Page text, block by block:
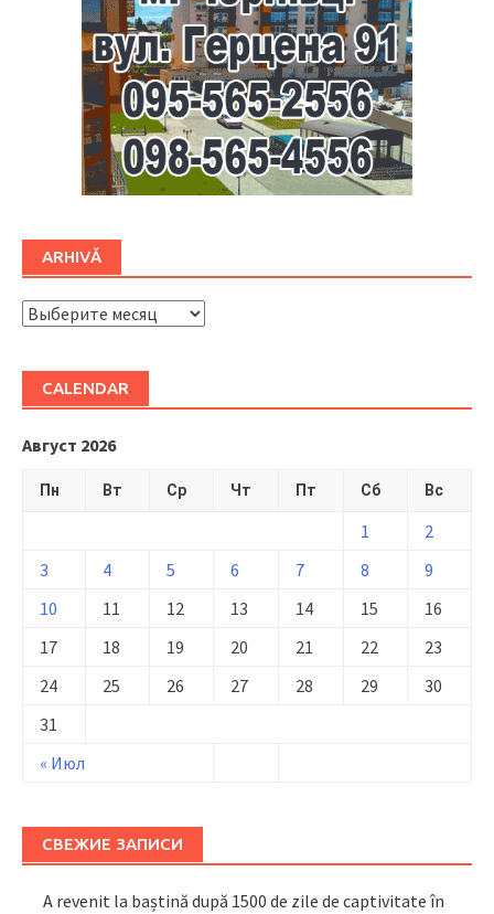
ARHIVĂ
ARHIVĂ
CALENDAR
Август 2026
Пн Вт Ср Чт Пт Сб Вс
« Июл
1
2
3
4 5 6 7 8
9
10
11 12 13 14 15
16
17
18 19 20 21 22
23
24
25 26 27 28 29
30
31
СВЕЖИЕ ЗАПИСИ
A revenit la baștină după 1500 de zile de captivitate în